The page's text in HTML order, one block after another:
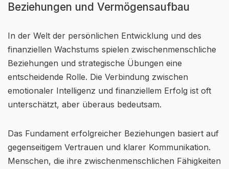
Beziehungen und Vermögensaufbau
In der Welt der persönlichen Entwicklung und des
finanziellen Wachstums spielen zwischenmenschliche
Beziehungen und strategische Übungen eine
entscheidende Rolle. Die Verbindung zwischen
emotionaler Intelligenz und finanziellem Erfolg ist oft
unterschätzt, aber überaus bedeutsam.
Das Fundament erfolgreicher Beziehungen basiert auf
gegenseitigem Vertrauen und klarer Kommunikation.
Menschen, die ihre zwischenmenschlichen Fähigkeiten